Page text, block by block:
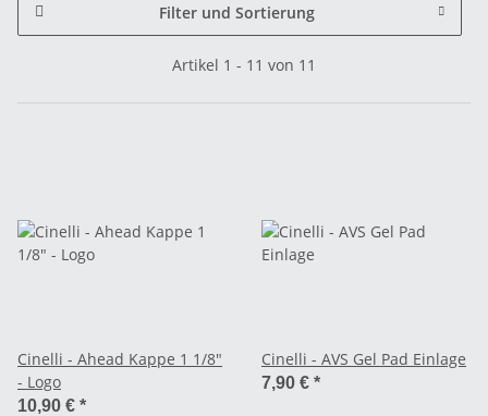
Filter und Sortierung
Artikel 1 - 11 von 11
Cinelli - Ahead Kappe 1 1/8"
- Logo
10,90 € *
Cinelli - AVS Gel Pad Einlage
7,90 € *